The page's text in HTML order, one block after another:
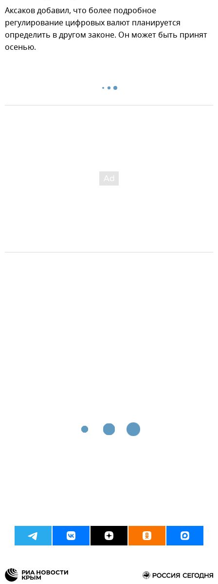
Аксаков добавил, что более подробное
регулирование цифровых валют планируется
определить в другом законе. Он может быть принят
осенью.